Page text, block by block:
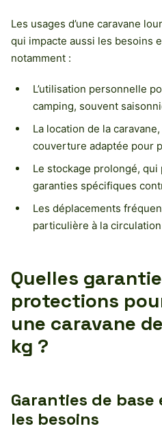
Les usages d’une caravane
qui impacte aussi les besoins
notamment :
L’utilisation personnelle
camping, souvent
La location de la
couverture adaptée pour
Le stockage prolongé,
garanties spécifiques
Les déplacements
particulière à la
Quelles
protections
une caravane
kg ?
Garanties de
les besoins